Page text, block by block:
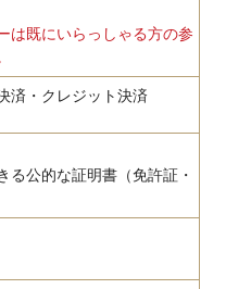
は既にいらっしゃる方の参
済・クレジット決済
公的な証明書（免許証・